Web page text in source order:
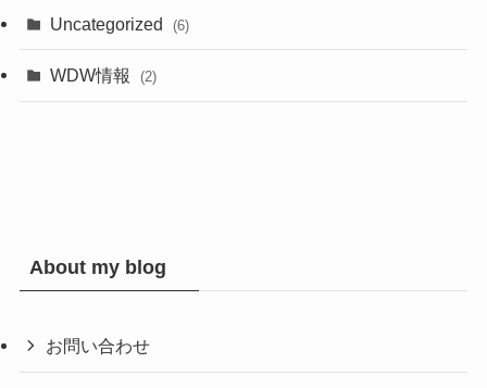
Uncategorized (6)
WDW情報 (2)
About my blog
お問い合わせ